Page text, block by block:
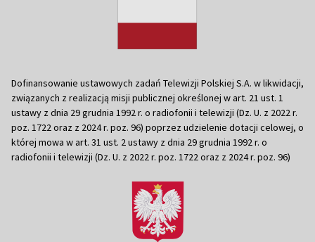
Dofinansowanie ustawowych zadań Telewizji Polskiej S.A. w likwidacji,
związanych z realizacją misji publicznej określonej w art. 21 ust. 1
ustawy z dnia 29 grudnia 1992 r. o radiofonii i telewizji (Dz. U. z 2022 r.
poz. 1722 oraz z 2024 r. poz. 96) poprzez udzielenie dotacji celowej, o
której mowa w art. 31 ust. 2 ustawy z dnia 29 grudnia 1992 r. o
radiofonii i telewizji (Dz. U. z 2022 r. poz. 1722 oraz z 2024 r. poz. 96)